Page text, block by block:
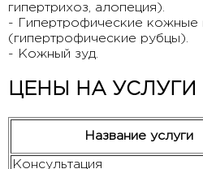
гипертрихоз, алопеция).
- Гипертрофические кожные
(гипертрофические рубцы).
- Кожный зуд.
ЦЕНЫ НА УСЛУГИ
Название услуги
Консультация